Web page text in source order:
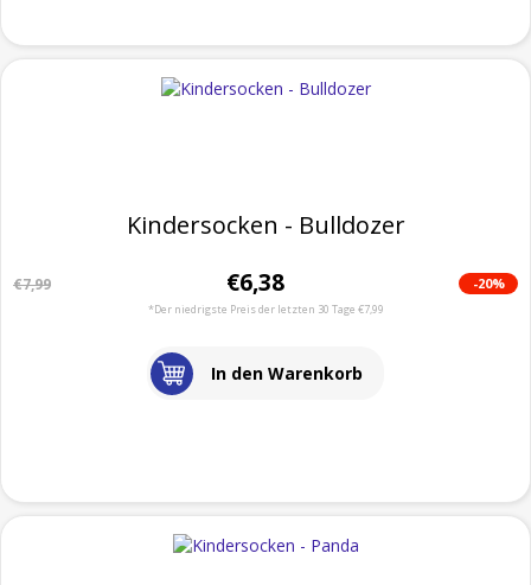
Kindersocken - Bulldozer
€7,99 €6,38 -20%
*Der niedrigste Preis der letzten 30 Tage €7,99
In den Warenkorb